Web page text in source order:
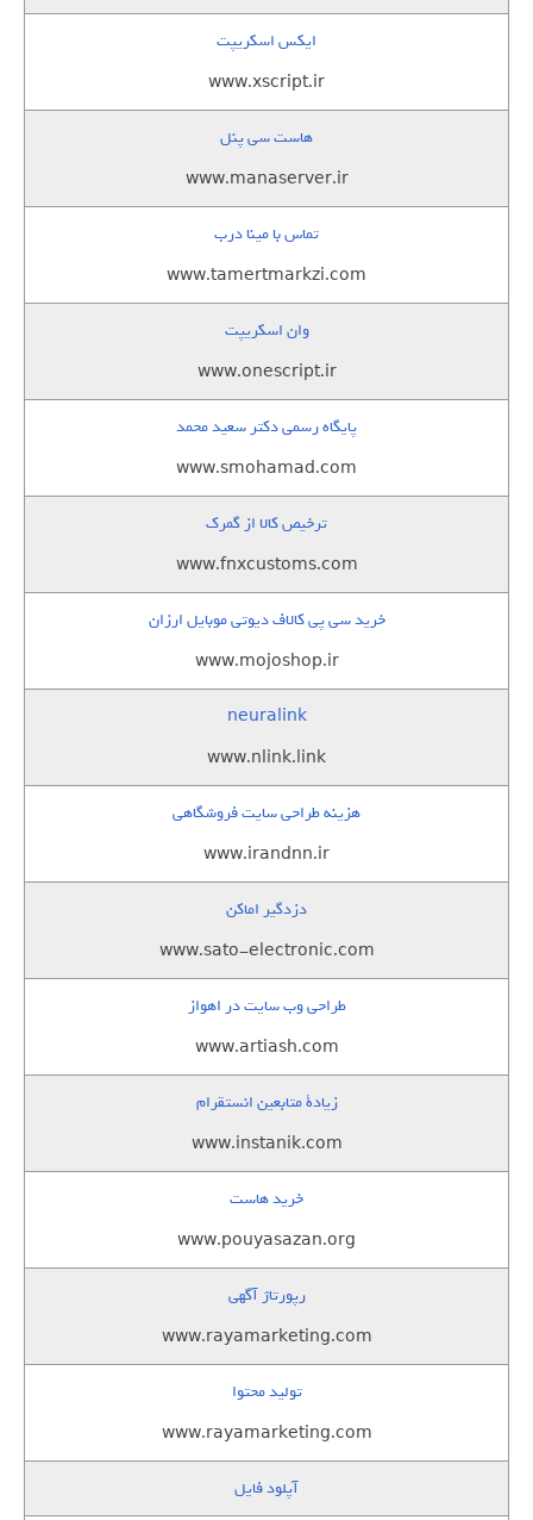
ایکس اسکریپت
www.xscript.ir
هاست سی پنل
www.manaserver.ir
تماس با مینا درب
www.tamertmarkzi.com
وان اسکریپت
www.onescript.ir
پایگاه رسمی دکتر سعید محمد
www.smohamad.com
ترخیص کالا از گمرک
www.fnxcustoms.com
خرید سی پی کالاف دیوتی موبایل ارزان
www.mojoshop.ir
neuralink
www.nlink.link
هزینه طراحی سایت فروشگاهی
www.irandnn.ir
دزدگیر اماکن
www.sato-electronic.com
طراحی وب سایت در اهواز
www.artiash.com
زيادة متابعين انستقرام
www.instanik.com
خرید هاست
www.pouyasazan.org
رپورتاژ آگهی
www.rayamarketing.com
تولید محتوا
www.rayamarketing.com
آپلود فایل